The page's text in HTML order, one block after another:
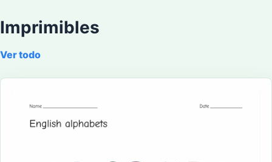
Imprimibles
Ver todo